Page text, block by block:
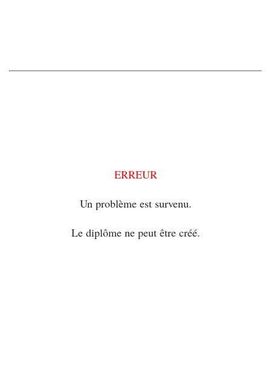
ERREUR
Un problème est survenu.
Le diplôme ne peut être créé.